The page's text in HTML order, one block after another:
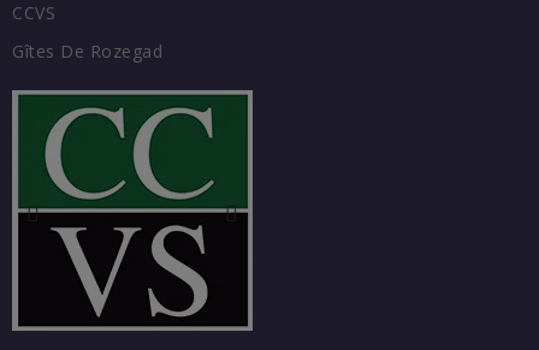
CCVS
Gîtes De Rozegad